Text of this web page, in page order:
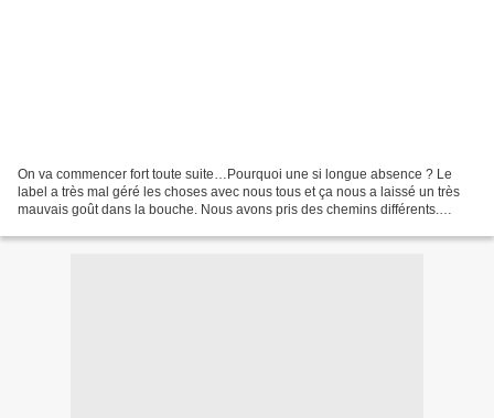
On va commencer fort toute suite…Pourquoi une si longue absence ? Le
label a très mal géré les choses avec nous tous et ça nous a laissé un très
mauvais goût dans la bouche. Nous avons pris des chemins différents.